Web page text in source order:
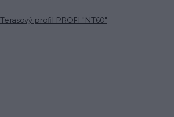
Terasový profil PROFI "NT60"